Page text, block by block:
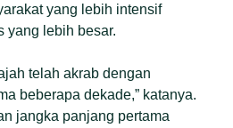
yang lebih intensif
yang lebih besar.
telah akrab dengan
beberapa dekade,” katanya.
jangka panjang pertama